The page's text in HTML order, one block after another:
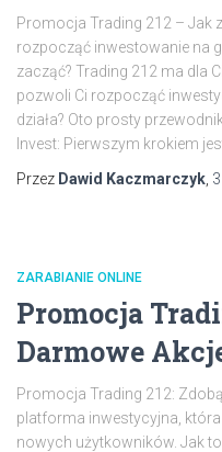
Promocja Trading 212 –
rozpocząć inwestowanie na
zacząć? Trading 212 ma dla
pozwoli Ci rozpocząć
działa? Oto prosty
Invest: Pierwszym krokiem
Przez Dawid Kaczmarczyk
ZARABIANIE ONLINE
Promocja
Darmowe
Promocja Trading 212:
platforma inwestycyjna,
nowych użytkowników. Jak